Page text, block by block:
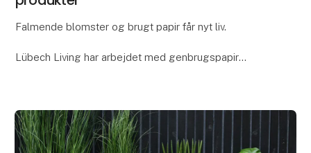
Falmende blomster og brugt papir får nyt liv.
Lübech Living har arbejdet med genbrugspapir